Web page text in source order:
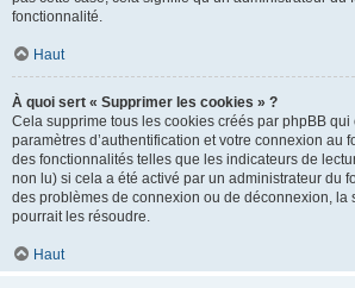
fonctionnalité.
Haut
À quoi sert « Supprimer les cookies » ?
Cela supprime tous les cookies créés par phpBB qui
paramètres d’authentification et votre connexion au
des fonctionnalités telles que les indicateurs de
non lu) si cela a été activé par un administrateur du
des problèmes de connexion ou de déconnexion, la
pourrait les résoudre.
Haut